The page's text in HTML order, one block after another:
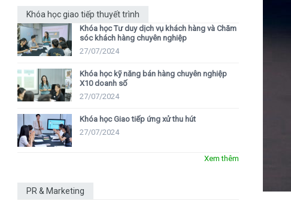
Khóa học giao tiếp thuyết trình
Khóa học Tư duy dịch vụ khách hàng và Chăm
sóc khách hàng chuyên nghiệp
27/07/2024
Khóa học kỹ năng bán hàng chuyên nghiệp
X10 doanh số
27/07/2024
Khóa học Giao tiếp ứng xử thu hút
27/07/2024
Xem thêm
PR & Marketing